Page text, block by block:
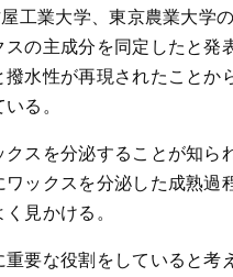
工業大学、東京農業大学
の主成分を同定したと発
水性が再現されたことか
る。
スを分泌することが知ら
ックスを分泌した成熟過
見かける。
要な役割をしていると考